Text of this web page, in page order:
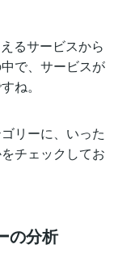
るサービスから
で、サービスが
ね。
リーに、いった
チェックしてお
の分析